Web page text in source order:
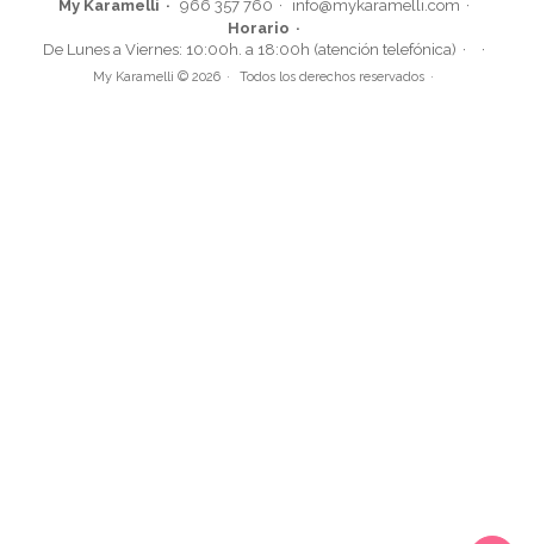
Molde Dora la Exploradora
My Karamelli 966 357 760
info@mykaramelli.com
Horario
De Lunes a Viernes: 10:00h. a 18:00h (atención telefónica)
My Karamelli © 2026 Todos los derechos reservados